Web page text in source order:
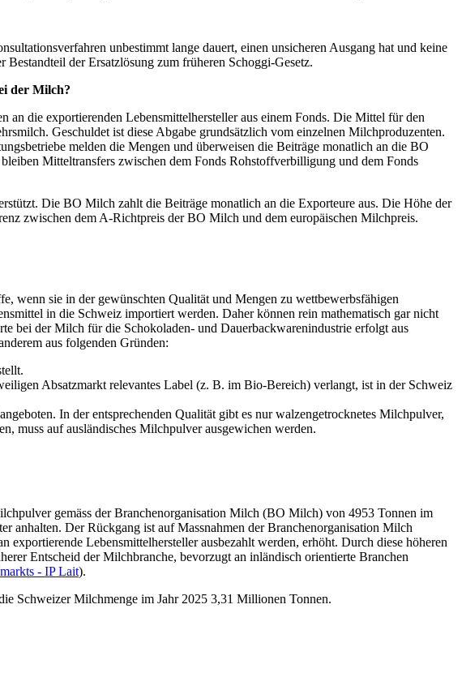
unbestimmt lange dauert, einen unsicheren Ausgang hat und keine
der Ersatzlösung zum früheren Schoggi-Gesetz.
der Milch?
die exportierenden Lebensmittelhersteller aus einem Fonds. Die Mittel für den
Geschuldet ist diese Abgabe grundsätzlich vom einzelnen Milchproduzenten.
melden die Mengen und überweisen die Beiträge monatlich an die BO
Mitteltransfers zwischen dem Fonds Rohstoffverbilligung und dem Fonds
Die BO Milch zahlt die Beiträge monatlich an die Exporteure aus. Die Höhe der
zwischen dem A-Richtpreis der BO Milch und dem europäischen Milchpreis.
wenn sie in der gewünschten Qualität und Mengen zu wettbewerbsfähigen
in die Schweiz importiert werden. Daher können rein mathematisch gar nicht
bei der Milch für die Schokoladen- und Dauerbackwarenindustrie erfolgt aus
aus folgenden Gründen:
Absatzmarkt relevantes Label (z. B. im Bio-Bereich) verlangt, ist in der Schweiz
In der entsprechenden Qualität gibt es nur walzengetrocknetes Milchpulver,
muss auf ausländisches Milchpulver ausgewichen werden.
gemäss der Branchenorganisation Milch (BO Milch) von 4953 Tonnen im
anhalten. Der Rückgang ist auf Massnahmen der Branchenorganisation Milch
Lebensmittelhersteller ausbezahlt werden, erhöht. Durch diese höheren
Entscheid der Milchbranche, bevorzugt an inländisch orientierte Branchen
- IP Lait).
Schweizer Milchmenge im Jahr 2025 3,31 Millionen Tonnen.